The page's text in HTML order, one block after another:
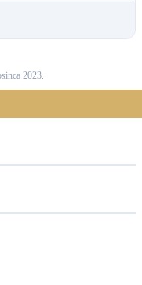
2023.